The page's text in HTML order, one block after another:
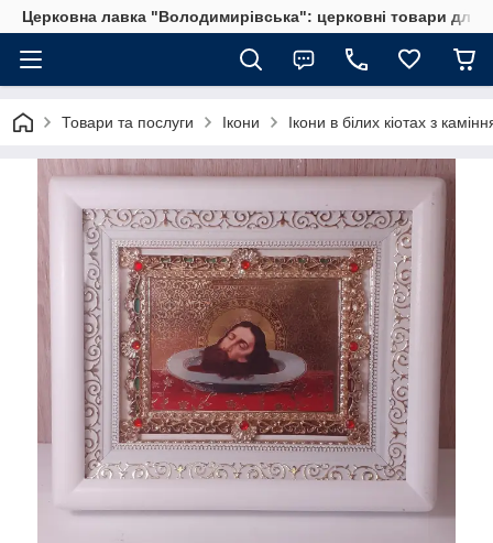
Церковна лавка "Володимирівська": церковні товари для
Товари та послуги Ікони Ікони в білих кіотах з